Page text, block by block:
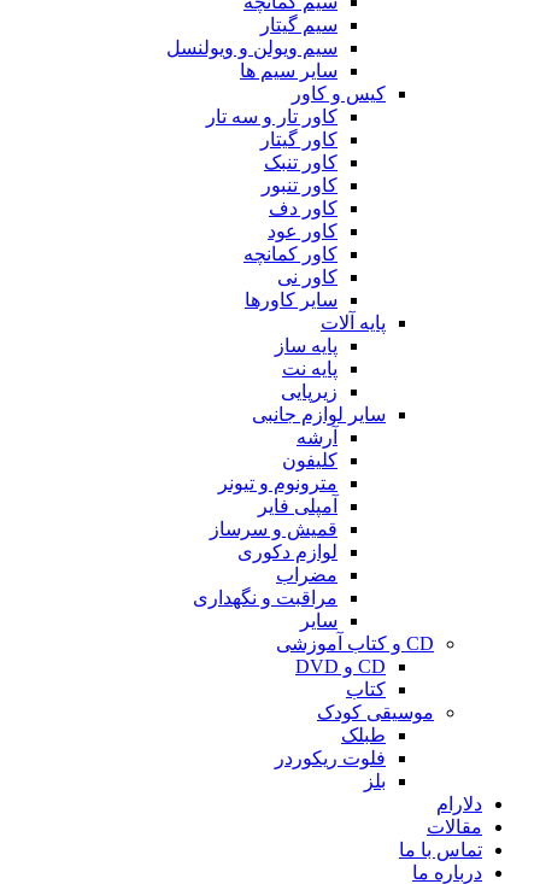
سیم گیتار
سیم ویولن و ویولنسل
سایر سیم ها
کیس و کاور
کاور تار و سه تار
کاور گیتار
کاور تنبک
کاور تنبور
کاور دف
کاور عود
کاور کمانچه
کاور نی
سایر کاورها
پایه آلات
پایه ساز
پایه نت
زیرپایی
سایر لوازم جانبی
آرشه
کلیفون
مترونوم و تیونر
آمپلی فایر
قمیش و سرساز
لوازم دکوری
مضراب
مراقبت و نگهداری
سایر
CD و کتاب آموزشی
CD و DVD
کتاب
موسیقی کودک
طبلک
فلوت ریکوردر
بلز
دلارام
مقالات
تماس با ما
درباره ما